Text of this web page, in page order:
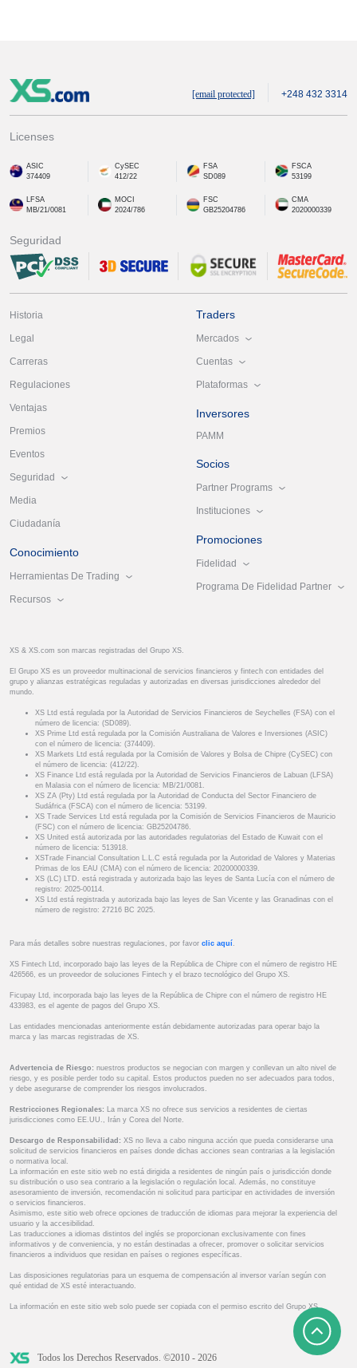
[email protected] +248 432 3314
Licenses
ASIC
374409
CySEC
412/22
FSA
SD089
FSCA
53199
LFSA
MB/21/0081
MOCI
2024/786
FSC
GB25204786
CMA
2020000339
Seguridad
Historia
Legal
Carreras
Regulaciones
Ventajas
Premios
Eventos
Seguridad
Media
Ciudadanía
Conocimiento
Herramientas De Trading
Recursos
Traders
Mercados
Cuentas
Plataformas
Inversores
PAMM
Socios
Partner Programs
Instituciones
Promociones
Fidelidad
Programa De Fidelidad Partner
XS & XS.com son marcas registradas del Grupo XS.
El Grupo XS es un proveedor multinacional de servicios financieros y fintech con entidades del
grupo y alianzas estratégicas reguladas y autorizadas en diversas jurisdicciones alrededor del
mundo.
XS Ltd está regulada por la Autoridad de Servicios Financieros de Seychelles (FSA) con el
número de licencia: (SD089).
XS Prime Ltd está regulada por la Comisión Australiana de Valores e Inversiones (ASIC)
con el número de licencia: (374409).
XS Markets Ltd está regulada por la Comisión de Valores y Bolsa de Chipre (CySEC) con
el número de licencia: (412/22).
XS Finance Ltd está regulada por la Autoridad de Servicios Financieros de Labuan (LFSA)
en Malasia con el número de licencia: MB/21/0081.
XS ZA (Pty) Ltd está regulada por la Autoridad de Conducta del Sector Financiero de
Sudáfrica (FSCA) con el número de licencia: 53199.
XS Trade Services Ltd está regulada por la Comisión de Servicios Financieros de Mauricio
(FSC) con el número de licencia: GB25204786.
XS United está autorizada por las autoridades regulatorias del Estado de Kuwait con el
número de licencia: 513918.
XSTrade Financial Consultation L.L.C está regulada por la Autoridad de Valores y Materias
Primas de los EAU (CMA) con el número de licencia: 20200000339.
XS (LC) LTD. está registrada y autorizada bajo las leyes de Santa Lucía con el número de
registro: 2025-00114.
XS Ltd está registrada y autorizada bajo las leyes de San Vicente y las Granadinas con el
número de registro: 27216 BC 2025.
Para más detalles sobre nuestras regulaciones, por favor clic aquí .
XS Fintech Ltd, incorporado bajo las leyes de la República de Chipre con el número de registro HE
426566, es un proveedor de soluciones Fintech y el brazo tecnológico del Grupo XS.
Ficupay Ltd, incorporada bajo las leyes de la República de Chipre con el número de registro HE
433983, es el agente de pagos del Grupo XS.
Las entidades mencionadas anteriormente están debidamente autorizadas para operar bajo la
marca y las marcas registradas de XS.
Advertencia de Riesgo: nuestros productos se negocian con margen y conllevan un alto nivel de
riesgo, y es posible perder todo su capital. Estos productos pueden no ser adecuados para todos,
y debe asegurarse de comprender los riesgos involucrados.
Restricciones Regionales: La marca XS no ofrece sus servicios a residentes de ciertas
jurisdicciones como EE.UU., Irán y Corea del Norte.
Descargo de Responsabilidad: XS no lleva a cabo ninguna acción que pueda considerarse una
solicitud de servicios financieros en países donde dichas acciones sean contrarias a la legislación
o normativa local.
La información en este sitio web no está dirigida a residentes de ningún país o jurisdicción donde
su distribución o uso sea contrario a la legislación o regulación local. Además, no constituye
asesoramiento de inversión, recomendación ni solicitud para participar en actividades de inversión
o servicios financieros.
Asimismo, este sitio web ofrece opciones de traducción de idiomas para mejorar la experiencia del
usuario y la accesibilidad.
Las traducciones a idiomas distintos del inglés se proporcionan exclusivamente con fines
informativos y de conveniencia, y no están destinadas a ofrecer, promover o solicitar servicios
financieros a individuos que residan en países o regiones específicas.
Las disposiciones regulatorias para un esquema de compensación al inversor varían según con
qué entidad de XS esté interactuando.
La información en este sitio web solo puede ser copiada con el permiso escrito del Grupo XS.
Todos los Derechos Reservados. ©2010 - 2026